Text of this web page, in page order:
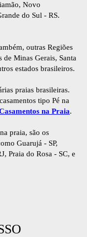
Novo
do Sul - RS.
outras Regiões
Minas Gerais, Santa
estados brasileiros.
praias brasileiras.
tipo Pé na
na Praia.
praia, são os
Guarujá - SP,
Praia do Rosa - SC, e